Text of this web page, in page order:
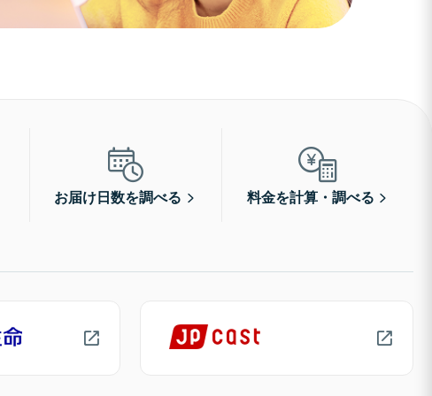
お届け日数を調べる 料金を計算・調べる